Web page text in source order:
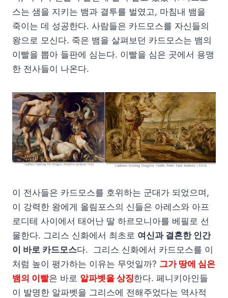
스는 샘을 지키는 뱀과 결투를 벌였고, 마침내 뱀을
죽이는 데 성공한다. 사람들은 카드모스를 자신들의
왕으로 모신다. 죽은 뱀을 살펴보던 카드모스는 뱀의
이빨을 뽑아 들판에 심는다. 이빨을 심은 곳에서 용맹
한 전사들이 나온다.
이 전사들은 카드모스를 호위하는 군대가 되었으며,
이 강력한 왕에게 올림포스의 신들은 아레스와 아프
로디테 사이에서 태어난 딸 하르모니아를 베필로 선
물한다. 그리스 신화에서 최초로 여신과 결혼한 인간
이 바로 카드모스다. 그리스 신화에서 카드모스를 이
처럼 높이 평가하는 이유는 무엇일까? 그가 땅에 심은
뱀의 이빨은 바로 알파벳을 상징한다. 페니키아인들
이 발명한 알파벳을 그리스에 전해주었다는 역사적